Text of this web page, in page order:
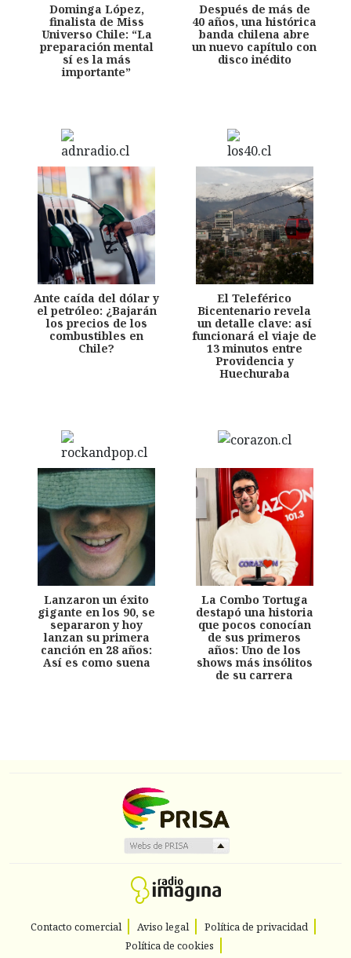
Dominga López,
finalista de Miss
Universo Chile: “La
preparación mental
sí es la más
importante”
Después de más de
40 años, una histórica
banda chilena abre
un nuevo capítulo con
disco inédito
Ante caída del dólar y
el petróleo: ¿Bajarán
los precios de los
combustibles en
Chile?
El Teleférico
Bicentenario revela
un detalle clave: así
funcionará el viaje de
13 minutos entre
Providencia y
Huechuraba
Lanzaron un éxito
gigante en los 90, se
separaron y hoy
lanzan su primera
canción en 28 años:
Así es como suena
La Combo Tortuga
destapó una historia
que pocos conocían
de sus primeros
años: Uno de los
shows más insólitos
de su carrera
Contacto comercial Aviso legal
Política de privacidad
Política de cookies